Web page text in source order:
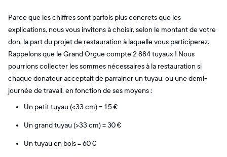
Parce que les chiffres sont parfois plus concrets que les
explications, nous vous invitons à choisir, selon le montant de votre
don, la part du projet de restauration à laquelle vous participerez.
Rappelons que le Grand Orgue compte 2 884 tuyaux ! Nous
pourrions collecter les sommes nécessaires à la restauration si
chaque donateur acceptait de parrainer un tuyau, ou une demi-
journée de travail, en fonction de ses moyens :
Un petit tuyau (<33 cm) = 15 €
Un grand tuyau (>33 cm) = 30 €
Un tuyau en bois = 60 €